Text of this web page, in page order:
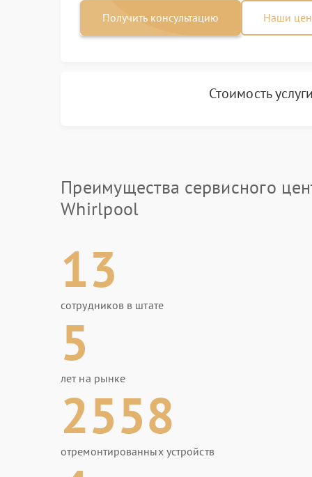
Получить консультацию Наши
Стоимость услуги
Преимущества сервисного
Whirlpool
13
сотрудников в штате
5
лет на рынке
2558
отремонтированных устройств